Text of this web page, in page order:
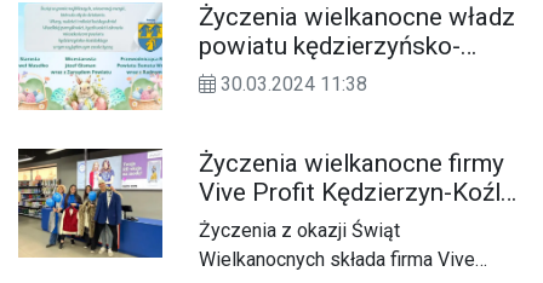
Życzenia wielkanocne władz
powiatu kędzierzyńsko-
kozielskiego dla Czytelników
30.03.2024 11:38
Życzenia wielkanocne firmy
Vive Profit Kędzierzyn-Koźle
dla Czytelników KK24.pl
Życzenia z okazji Świąt
Wielkanocnych składa firma Vive